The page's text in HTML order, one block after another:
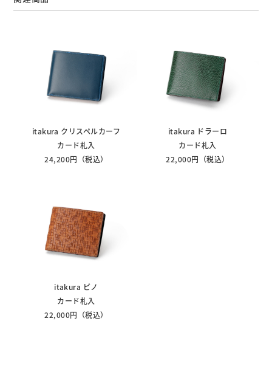
itakura クリスペルカーフ
カード札入
24,200円（税込）
itakura ドラーロ
カード札入
22,000円（税込）
itakura ピノ
カード札入
22,000円（税込）